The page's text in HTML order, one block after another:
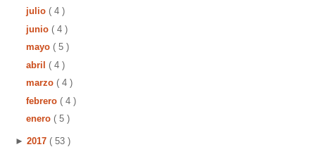
julio ( 4 )
junio ( 4 )
mayo ( 5 )
abril ( 4 )
marzo ( 4 )
febrero ( 4 )
enero ( 5 )
► 2017 ( 53 )